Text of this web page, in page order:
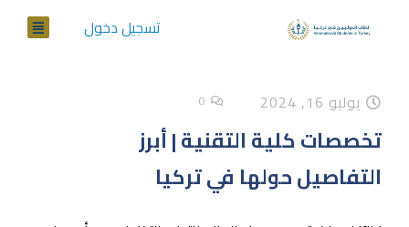
تسجيل دخول
يوليو 16, 2024 0
تخصصات كلية التقنية | أبرز
التفاصيل حولها في تركيا